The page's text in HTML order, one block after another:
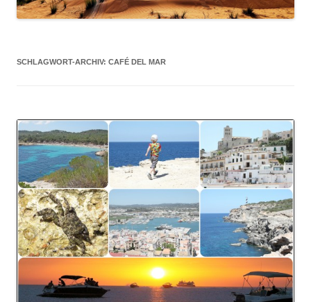
SCHLAGWORT-ARCHIV: CAFÉ DEL MAR